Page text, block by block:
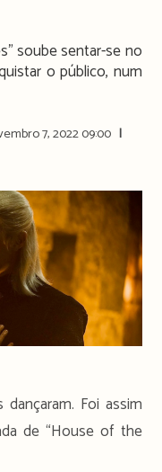
soube sentar-se no
o público, num
7, 2022 09:00
Foi assim
de “House of the